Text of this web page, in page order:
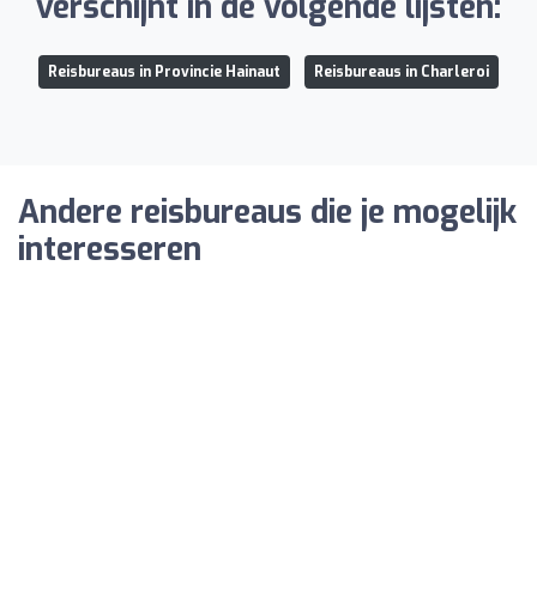
Reisbureaus in Provincie Hainaut Reisbureaus in Charleroi
Andere reisbureaus die je mogelijk
interesseren